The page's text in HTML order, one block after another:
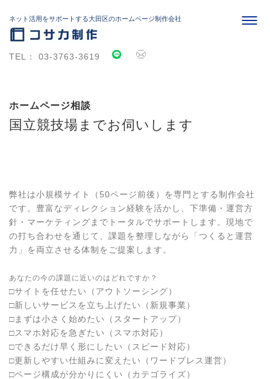
ネット活用をサポートする大田区のホームページ制作会社
TEL： 03-3763-3619
ホームページ相談
国立競技場までお伺いします
弊社は小規模サイト（50ページ前後）を専門とする制作会社
です。豊富なディレクション経験を活かし、下準備・運営方
針・マーケティングまでトータルでサポートします。現地で
の打ち合わせを通じて、課題を整理しながら「つくると運営
力」を両立させる体制をご提案します。
あなたの今の課題に近いのはどれですか？
□サイトを任せたい（ アウトソーシング）
□新しいサービスを立ち上げたい（ 新規事業 ）
□まずは小さく始めたい（ スタートアップ）
□スマホ対応を急ぎたい（ スマホ対応）
□できるだけ早く形にしたい（ スピード対応）
□更新しやすい仕組みに変えたい（ ワードプレス運営）
□ページ構成が分かりにくい（ カテゴライズ）